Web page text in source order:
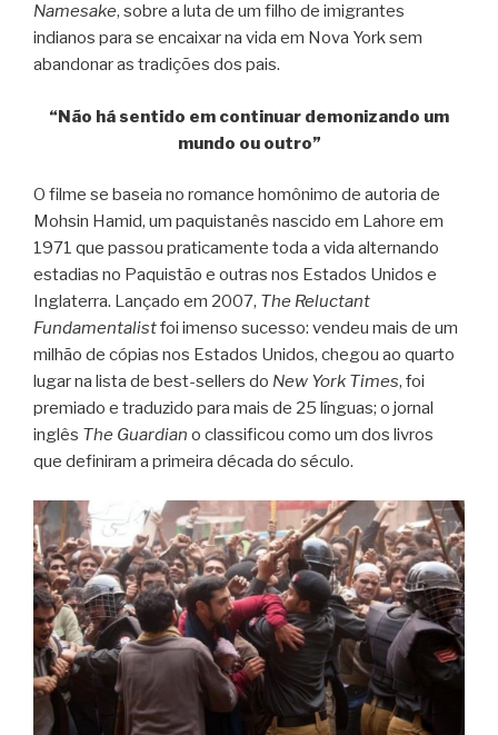
Namesake, sobre a luta de um filho de imigrantes
indianos para se encaixar na vida em Nova York sem
abandonar as tradições dos pais.
“Não há sentido em continuar demonizando um
mundo ou outro”
O filme se baseia no romance homônimo de autoria de
Mohsin Hamid, um paquistanês nascido em Lahore em
1971 que passou praticamente toda a vida alternando
estadias no Paquistão e outras nos Estados Unidos e
Inglaterra. Lançado em 2007, The Reluctant
Fundamentalistfoi imenso sucesso: vendeu mais de um
milhão de cópias nos Estados Unidos, chegou ao quarto
lugar na lista de best-sellers do New York Times, foi
premiado e traduzido para mais de 25 línguas; o jornal
inglês The Guardian o classificou como um dos livros
que definiram a primeira década do século.